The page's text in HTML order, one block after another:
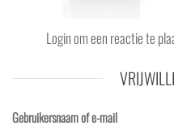
Login om een reactie te
Gebruikersnaam of e-mail